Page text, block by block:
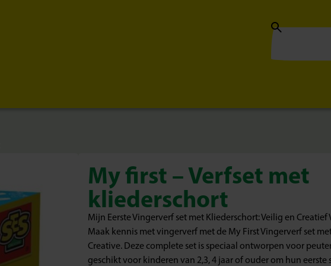
My first – Verfset met
kliederschort
Mijn Eerste Vingerverf set met Kliederschort: Veilig en
Maak kennis met vingerverf met de My First Vingerverf set
Creative. Deze complete set is speciaal ontworpen voor
geschikt voor kinderen van 2,3, 4 jaar of ouder om hun